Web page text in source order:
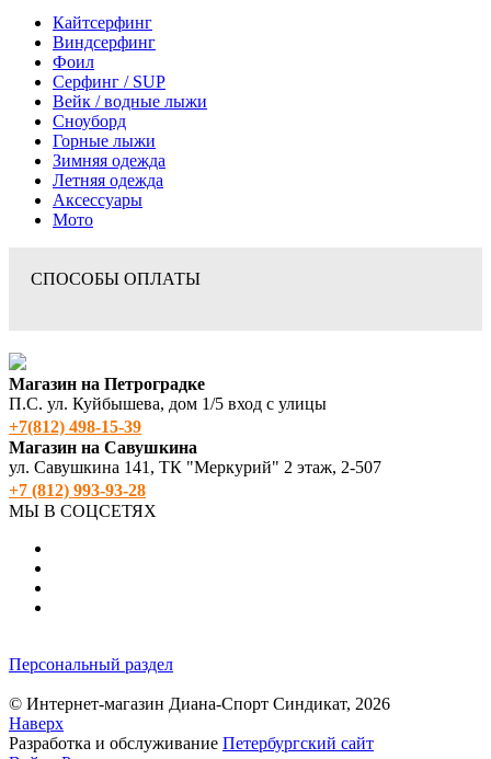
Кайтсерфинг
Виндсерфинг
Фоил
Серфинг / SUP
Вейк / водные лыжи
Сноуборд
Горные лыжи
Зимняя одежда
Летняя одежда
Аксессуары
Мото
СПОСОБЫ ОПЛАТЫ
Магазин на Петроградке
П.С. ул. Куйбышева, дом 1/5 вход с улицы
+7(812) 498‑15-39
Магазин на Савушкина
ул. Савушкина 141, ТК "Меркурий" 2 этаж, 2-507
+7 (812) 993-93-28
МЫ В СОЦСЕТЯХ
Персональный раздел
© Интернет-магазин Диана-Спорт Синдикат, 2026
Наверх
Разработка и обслуживание Петербургский сайт